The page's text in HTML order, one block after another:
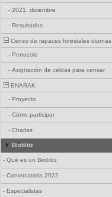
- 2021, diciembre
- Resultados
Censo de rapaces forestales diurnas
- Protocolo
- Asignación de celdas para censar
ENARAK
- Proyecto
- Cómo participar
- Charlas
Bioblitz
- Qué es un Bioblitz
- Convocatoria 2022
- Especialistas